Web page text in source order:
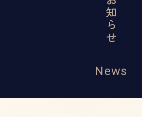
お知らせ
News